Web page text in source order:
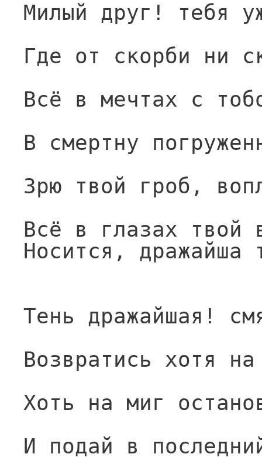
Милый друг! тебя
Где от скорби ни
Всё в мечтах с
В смертну
Зрю твой гроб,
Всё в глазах твой
Носится, дражайша
Тень дражайшая!
Возвратись хотя
Хоть на миг
И подай в